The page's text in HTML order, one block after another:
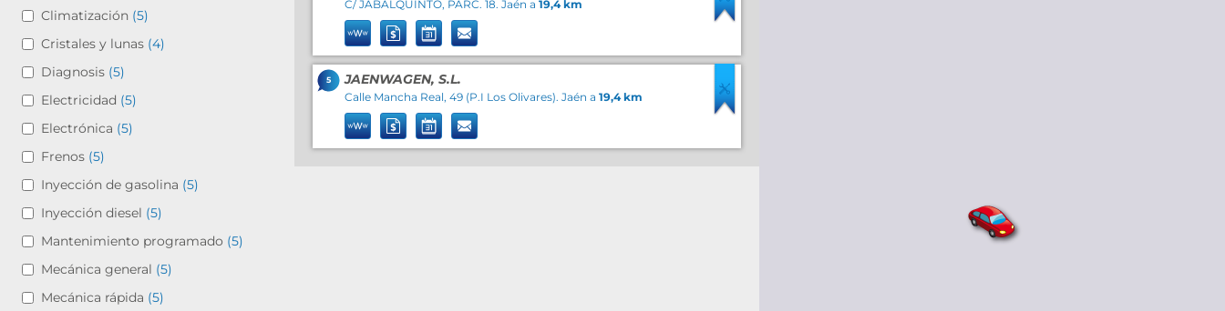
Climatización (5)
Cristales y lunas (4)
Diagnosis (5)
Electricidad (5)
Electrónica (5)
Frenos (5)
Inyección de gasolina (5)
Inyección diesel (5)
Mantenimiento programado (5)
Mecánica general (5)
Mecánica rápida (5)
C/ JABALQUINTO, PARC. 18. Jaén a 19,4 km
5 JAENWAGEN, S.L.
Calle Mancha Real, 49 (P.I Los Olivares). Jaén a 19,4 km
4
5
4
5